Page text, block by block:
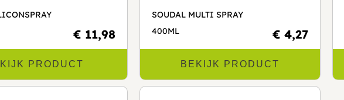
€ 11,98
PRODUCT
SOUDAL MULTI SPRAY
400ML
€ 4,27
BEKIJK PRODUCT